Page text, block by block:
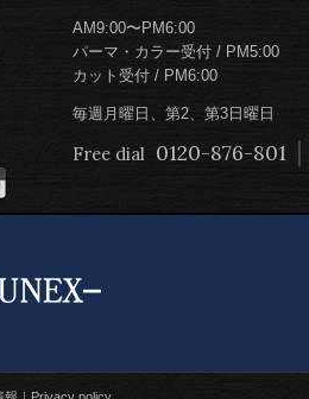
AM9:00〜PM6:00
パーマ・カラー受付 / PM5:00
カット受付 / PM6:00
毎週月曜日、第2、第3日曜日
Free dial 0120-876-801